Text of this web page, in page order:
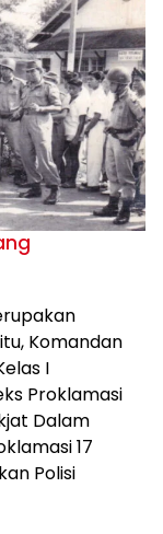
Komandan
I
Proklamasi
Dalam
17
Polisi